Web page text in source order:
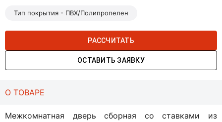
Тип покрытия - ПВХ/Полипропелен
РАССЧИТАТЬ
ОСТАВИТЬ ЗАЯВКУ
О ТОВАРЕ
Межкомнатная дверь сборная со ставками из